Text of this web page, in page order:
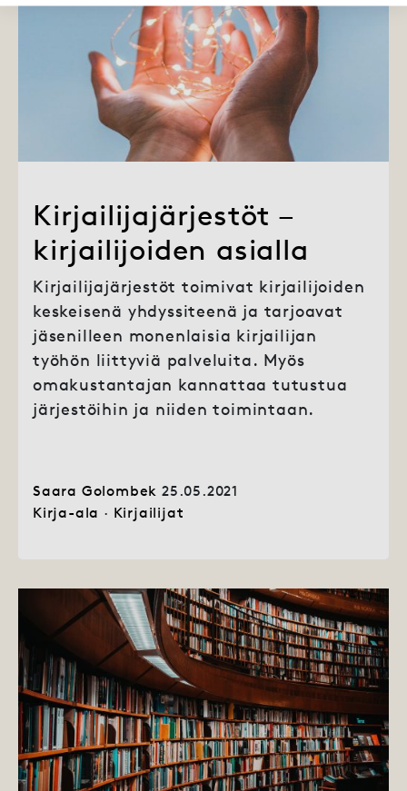
Kirjailijajärjestöt –
kirjailijoiden asialla
Kirjailijajärjestöt toimivat kirjailijoiden
keskeisenä yhdyssiteenä ja tarjoavat
jäsenilleen monenlaisia kirjailijan
työhön liittyviä palveluita. Myös
omakustantajan kannattaa tutustua
järjestöihin ja niiden toimintaan.
Saara Golombek 25.05.2021
Kirja-ala · Kirjailijat